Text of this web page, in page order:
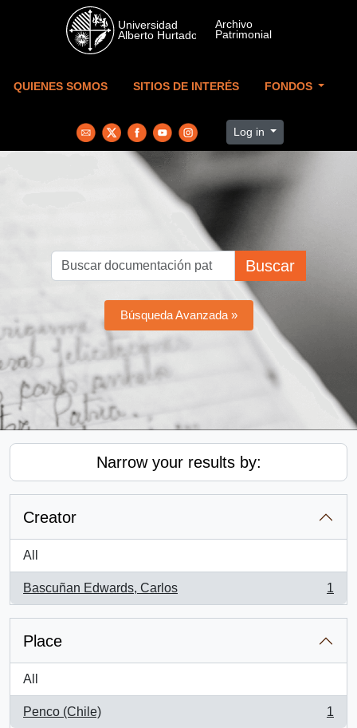
Skip to main content
QUIENES SOMOS SITIOS DE INTERÉS FONDOS
Log in
Buscar
Búsqueda Avanzada »
Narrow your results by:
Creator
All
Bascuñan Edwards, Carlos
, 1 results
1
Place
All
Penco (Chile)
, 1 results
1